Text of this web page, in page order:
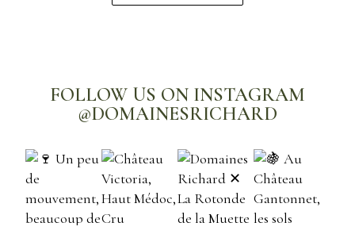
FOLLOW US ON INSTAGRAM
@DOMAINESRICHARD